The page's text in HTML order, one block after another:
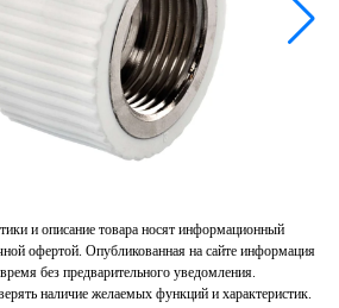
и описание товара носят информационный
офертой. Опубликованная на сайте информация
без предварительного уведомления.
наличие желаемых функций и характеристик.